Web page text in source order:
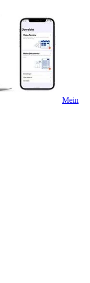
Mein